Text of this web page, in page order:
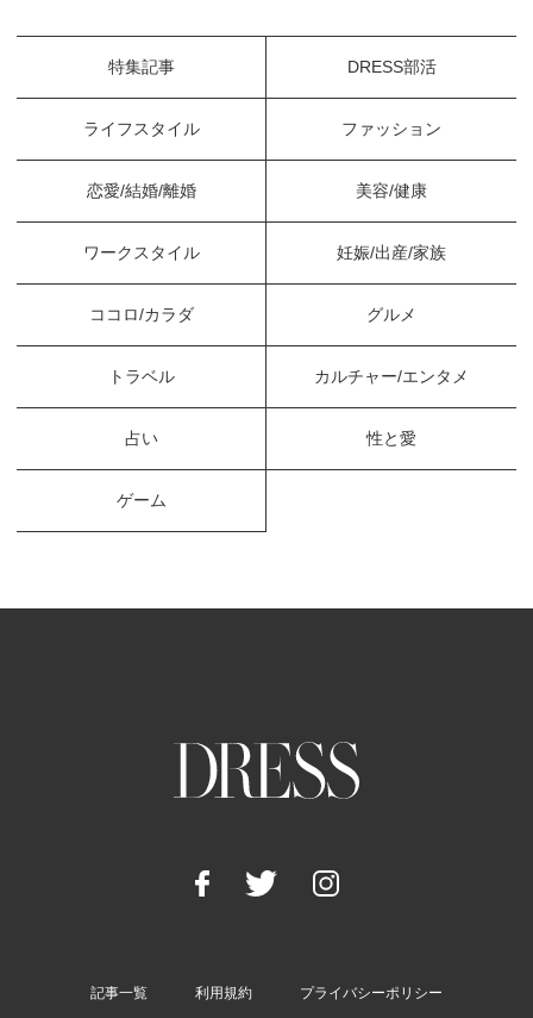
特集記事 DRESS部活
ライフスタイル ファッション
恋愛/結婚/離婚 美容/健康
ワークスタイル 妊娠/出産/家族
ココロ/カラダ グルメ
トラベル カルチャー/エンタメ
占い 性と愛
ゲーム
記事一覧 利用規約 プライバシーポリシー